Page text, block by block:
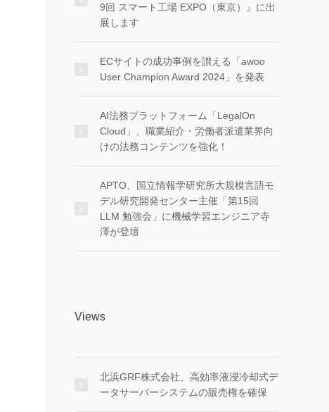
9回 スマート工場 EXPO（東京）』に出
展します
ECサイトの成功事例を讃える「awoo
User Champion Award 2024」を発表
AI法務プラットフォーム「LegalOn
Cloud」、職業紹介・労働者派遣業界向
けの法務コンテンツを強化！
APTO、国立情報学研究所大規模言語モ
デル研究開発センター主催「第15回
LLM 勉強会」に機械学習エンジニア寺
澤が登壇
Views
北浜GRF株式会社、高効率液浸冷却式デ
ータサーバーシステムの販売権を確保